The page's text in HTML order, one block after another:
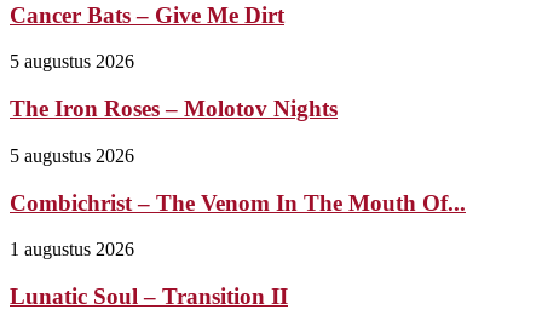
Cancer Bats – Give Me Dirt
5 augustus 2026
The Iron Roses – Molotov Nights
5 augustus 2026
Combichrist – The Venom In The Mouth Of...
1 augustus 2026
Lunatic Soul – Transition II